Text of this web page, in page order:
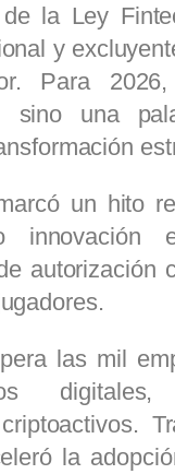
de la Ley
y
Para
sino una
un hito
autorización
las mil
digitales,
la